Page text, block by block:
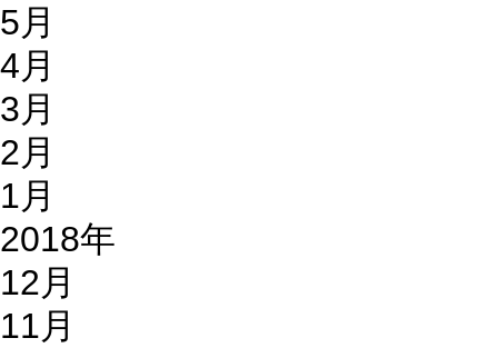
5月
4月
3月
2月
1月
2018年
12月
11月